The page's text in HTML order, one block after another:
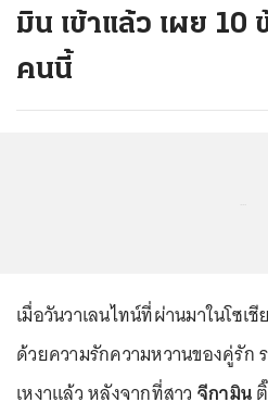
มิน เข้าแล้ว เผย 10
คนนี้
เมื่อวันวาเลนไทน์ที่ผ่านมาในโซเ
ด้วยความรักความหวานของคู่รัก
เหงาแล้ว หลังจากที่สาว จีกามิน